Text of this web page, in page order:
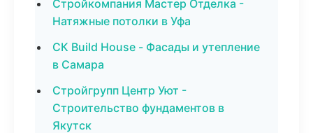
Стройкомпания Мастер Отделка -
Натяжные потолки в Уфа
СК Build House - Фасады и утепление
в Самара
Стройгрупп Центр Уют -
Строительство фундаментов в
Якутск